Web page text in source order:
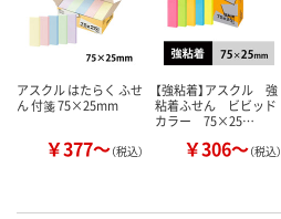
アスクル はたらく ふせ
ん 付箋 75×25mm
￥377～（税込）
【強粘着】アスクル 強
粘着ふせん ビビッド
カラー 75×25…
￥306～（税込）